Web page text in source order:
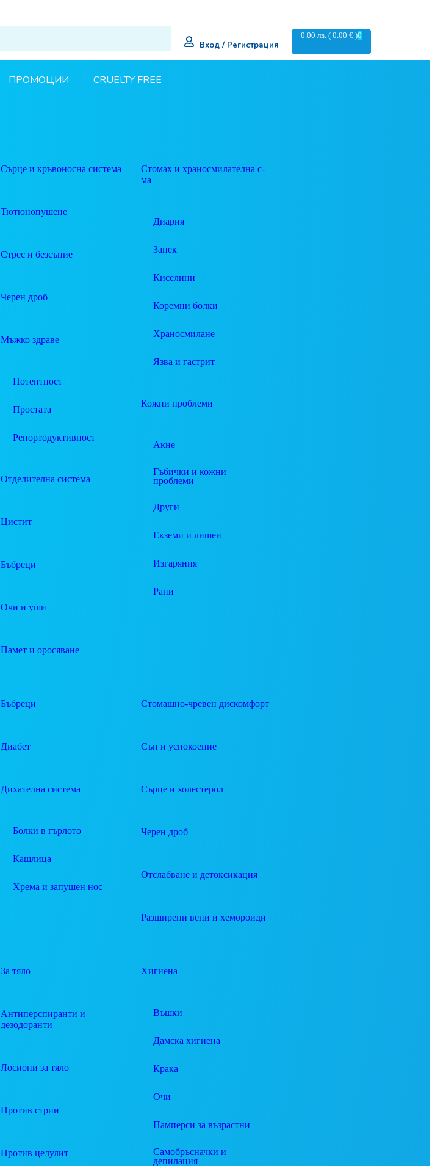
Вход / Регистрация
0
0.00 лв. ( 0.00 € )
Сърце и кръвоносна система
Тютюнопушене
Стрес и безсъние
Черен дроб
Мъжко здраве
Потентност
Простата
Репортодуктивност
Отделителна система
Цистит
Бъбреци
Очи и уши
Памет и оросяване
Стомах и храносмилателна с-
ма
Диария
Запек
Киселини
Коремни болки
Храносмилане
Язва и гастрит
Кожни проблеми
Акне
Гъбички и кожни
проблеми
Други
Екземи и лишеи
Изгаряния
Рани
Бъбреци
Диабет
Дихателна система
Болки в гърлото
Кашлица
Хрема и запушен нос
Стомашно-чревен дискомфорт
Сън и успокоение
Сърце и холестерол
Черен дроб
Отслабване и детоксикация
Разширени вени и хемороиди
За тяло
Антиперспиранти и
дезодоранти
Лосиони за тяло
Против стрии
Против целулит
Хигиена
Въшки
Дамска хигиена
Крака
Очи
Памперси за възрастни
Самобръсначки и
депилация
ПРОМОЦИИ CRUELTY FREE